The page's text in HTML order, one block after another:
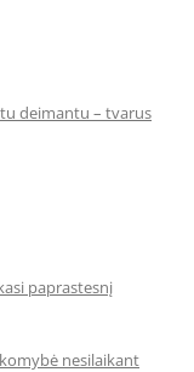
deimantu – tvarus
paprastesnį
nesilaikant